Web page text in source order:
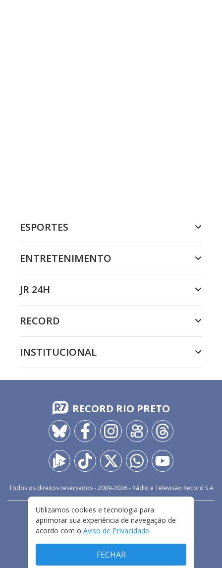
ESPORTES
ENTRETENIMENTO
JR 24H
RECORD
INSTITUCIONAL
RECORD RIO PRETO
Todos os direitos reservados - 2009-2026- Rádio e Televisão Record S.A
FALE CONOSCO
PRIVACIDADE
TERMOS E CONDIÇÕES DE USO
Utilizamos cookies e tecnologia para
aprimorar sua experiência de navegação de
acordo com o Aviso de Privacidade.
FECHAR